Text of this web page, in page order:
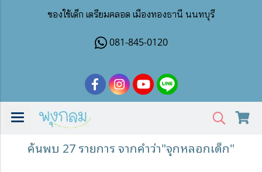
ของใช้เด็ก เตรียมคลอด เมืองทองธานี นนทบุรี
081-845-0120
ค้นพบ 27 รายการ จากคำว่า"จุกหลอกเด็ก"